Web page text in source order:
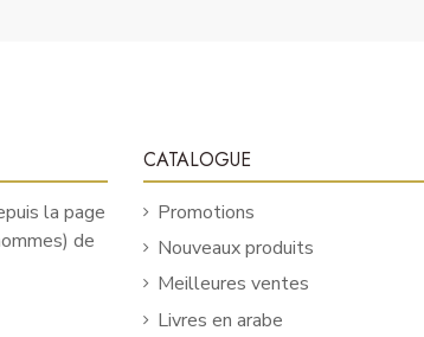
la page
de
CATALOGUE
Promotions
Nouveaux produits
Meilleures ventes
Livres en arabe